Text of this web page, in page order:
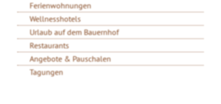
Ferienwohnungen
Wellnesshotels
Urlaub auf dem Bauernhof
Restaurants
Angebote & Pauschalen
Tagungen